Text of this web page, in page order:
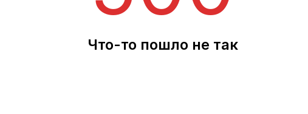
Что-то пошло не так